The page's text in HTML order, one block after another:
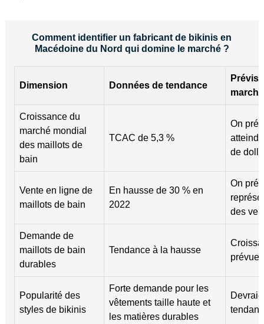
Comment identifier un fabricant de bikinis en
Macédoine du Nord qui domine le marché ?
Dimension Données de tendance
Croissance du
marché mondial
des maillots de
bain
TCAC de 5,3 %
On
de
Vente en ligne de
maillots de bain
En hausse de 30 % en
2022
On
des
Demande de
maillots de bain
durables
Tendance à la hausse
prévue
Popularité des
styles de bikinis
Forte demande pour les
vêtements taille haute et
les matières durables